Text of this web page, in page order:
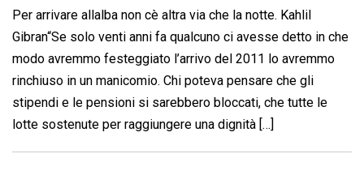
Per arrivare allalba non cè altra via che la notte. Kahlil
Gibran“Se solo venti anni fa qualcuno ci avesse detto in che
modo avremmo festeggiato l’arrivo del 2011 lo avremmo
rinchiuso in un manicomio. Chi poteva pensare che gli
stipendi e le pensioni si sarebbero bloccati, che tutte le
lotte sostenute per raggiungere una dignità […]